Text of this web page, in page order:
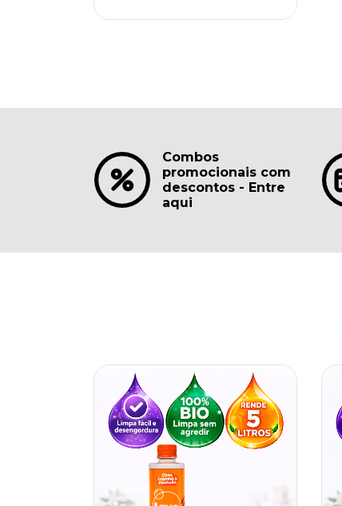
Combos
promocionais com
descontos - Entre
aqui